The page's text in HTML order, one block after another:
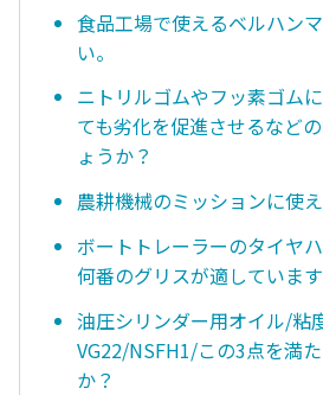
食品工場で使えるベルハン
い。
ニトリルゴムやフッ素ゴム
ても劣化を促進させるなど
ょうか？
農耕機械のミッションに使
ボートトレーラーのタイヤ
何番のグリスが適していま
油圧シリンダー用オイル/粘
VG22/NSFH1/この3点を満
か？